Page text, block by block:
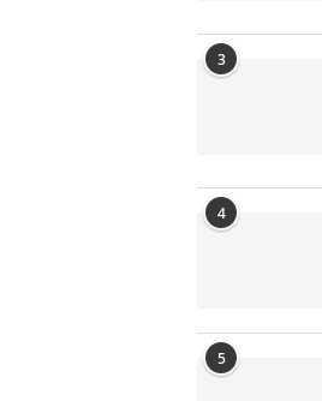
3
4
5